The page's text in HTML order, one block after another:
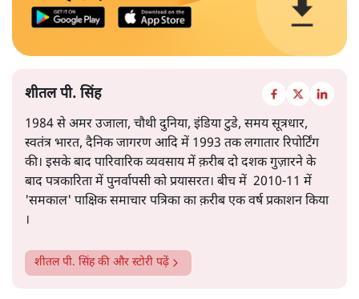
शीतल पी. सिंह
1984 से अमर उजाला, चौथी दुनिया, इंडिया टुडे, समय सूत्रधार,
स्वतंत्र भारत, दैनिक जागरण आदि में 1993 तक लगातार रिपोर्टिंग
की। इसके बाद पारिवारिक व्यवसाय में क़रीब दो दशक गुज़ारने के
बाद पत्रकारिता में पुनर्वापसी को प्रयासरत। बीच में 2010-11 में
'समकाल' पाक्षिक समाचार पत्रिका का क़रीब एक वर्ष प्रकाशन किया
।
शीतल पी. सिंहकी और स्टोरी पढ़ें